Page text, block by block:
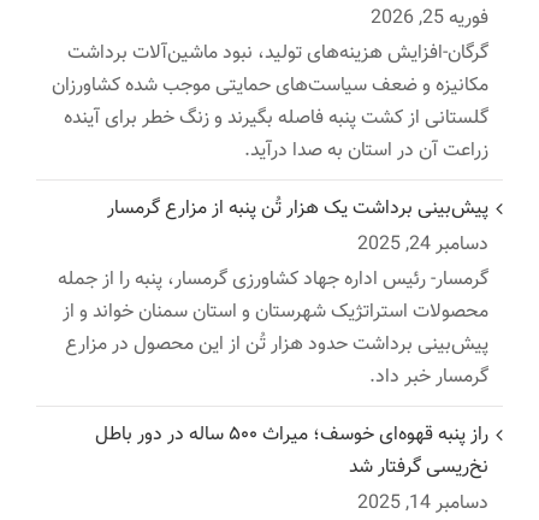
فوریه 25, 2026
گرگان-افزایش هزینه‌های تولید، نبود ماشین‌آلات برداشت
مکانیزه و ضعف سیاست‌های حمایتی موجب شده کشاورزان
گلستانی از کشت پنبه فاصله بگیرند و زنگ خطر برای آینده
زراعت آن در استان به صدا درآید.
پیش‌بینی برداشت یک هزار تُن پنبه از مزارع گرمسار
دسامبر 24, 2025
گرمسار- رئیس اداره جهاد کشاورزی گرمسار، پنبه را از جمله
محصولات استراتژیک شهرستان و استان سمنان خواند و از
پیش‌بینی برداشت حدود هزار تُن از این محصول در مزارع
گرمسار خبر داد.
راز پنبه قهوه‌ای خوسف؛ میراث ۵۰۰ ساله در دور باطل
نخ‌ریسی گرفتار شد
دسامبر 14, 2025